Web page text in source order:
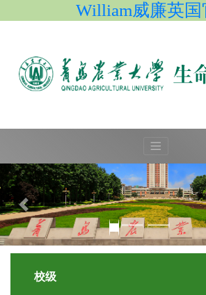
William威廉英国
校级